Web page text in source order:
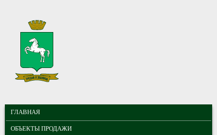
МУНИЦИПАЛЬНЫЕ
ТОРГИ ГОРОДА
ТОМСКА
ГЛАВНОЕ МЕНЮ
ГЛАВНАЯ
ОБЪЕКТЫ ПРОДАЖИ